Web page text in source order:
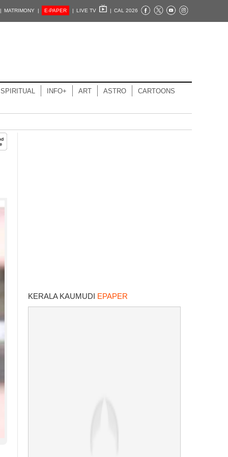
| MATRIMONY | E-PAPER | LIVE TV | CAL 2026
SPIRITUAL INFO+ ART ASTRO CARTOONS
KERALA KAUMUDI EPAPER